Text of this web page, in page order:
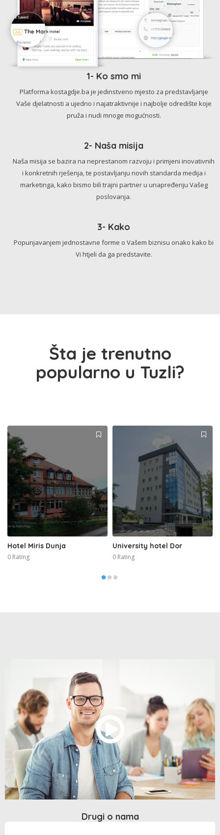
1- Ko smo mi
Platforma kostagdje.ba je jedinstveno mjesto za predstavljanje
Vaše djelatnosti a ujedno i najatraktivnije i najbolje odredište koje
pruža i nudi mnoge mogućnosti.
2- Naša misija
Naša misija se bazira na neprestanom razvoju i primjeni inovativnih
i konkretnih rješenja, te postavljanju novih standarda medija i
marketinga, kako bismo bili trajni partner u unapređenju Vašeg
poslovanja.
3- Kako
Popunjavanjem jednostavne forme o Vašem biznisu onako kako bi
Vi htjeli da ga predstavite.
Šta je trenutno
popularno u Tuzli?
Hotel Miris Dunja
0 Rating
University hotel Dor
0 Rating
Drugi o nama